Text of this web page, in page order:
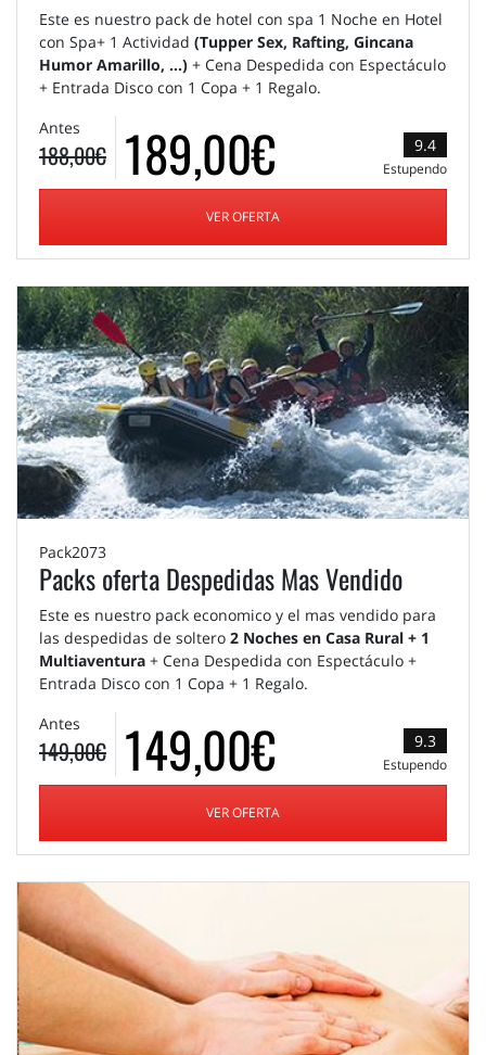
Este es nuestro pack de hotel con spa 1 Noche en Hotel
con Spa+ 1 Actividad (Tupper Sex, Rafting, Gincana
Humor Amarillo, ...) + Cena Despedida con Espectáculo
+ Entrada Disco con 1 Copa + 1 Regalo.
Antes
188,00€ 189,00€ 9.4
Estupendo
VER OFERTA
Pack2073
Packs oferta Despedidas Mas Vendido
Este es nuestro pack economico y el mas vendido para
las despedidas de soltero 2 Noches en Casa Rural + 1
Multiaventura + Cena Despedida con Espectáculo +
Entrada Disco con 1 Copa + 1 Regalo.
Antes
149,00€ 149,00€ 9.3
Estupendo
VER OFERTA